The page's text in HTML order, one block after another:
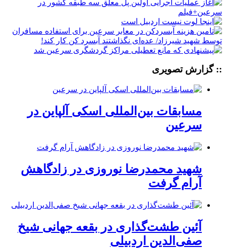
:: گزارش تصویری
مسابقات بین‌المللی اسکی آلپاین در
سرعین
شهید محمدرضا نوروزی در زادگاهش
آرام گرفت
آئین طشت‌گذاری در بقعه جهانی شیخ
صفی‌الدین اردبیلی